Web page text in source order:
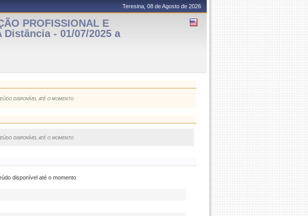
Teresina, 08 de Agosto de 2026
PROFISSIONAL E
Distância - 01/07/2025 a
disponível até o momento
disponível até o momento
disponível até o momento